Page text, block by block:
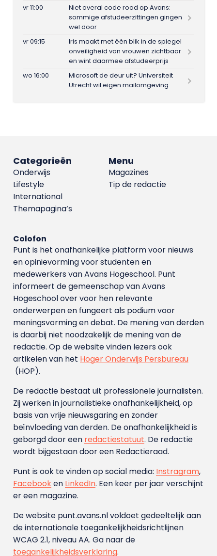
vr 11:00
Niet overal code rood op Avans:
sommige afstudeerzittingen gingen
wel door
vr 09:15
Iris maakt met één blik in de spiegel
onveiligheid van vrouwen zichtbaar
en wint daarmee afstudeerprijs
wo 16:00
Microsoft de deur uit? Universiteit
Utrecht wil eigen mailomgeving
Menu
Magazines
Tip de redactie
Categorieën
Onderwijs
Lifestyle
International
Themapagina’s
Colofon
Punt is het onafhankelijke platform voor nieuws
en opinievorming voor studenten en
medewerkers van Avans Hoge­school. Punt
informeert de gemeenschap van Avans
Hogeschool over voor hen relevante
onderwerpen en fungeert als podium voor
meningsvorming en debat. De mening van derden
is daarbij niet noodzakelijk de mening van de
redactie. Op de website vinden lezers ook
artikelen van het Hoger Onderwijs Persbureau
(HOP).
De redactie bestaat uit professionele journalisten.
Zij werken in journalistieke onafhankelijkheid, op
basis van vrije nieuwsgaring en zonder
beïnvloeding van derden. De onafhankelijkheid is
geborgd door een redactiestatuut. De redactie
wordt bijgestaan door een Redactieraad.
Punt is ook te vinden op social media: Instragram,
Facebooken LinkedIn. Een keer per jaar verschijnt
er een magazine.
De website punt.avans.nl voldoet gedeeltelijk aan
de internationale toegankelijkheidsrichtlijnen
WCAG 2.1, niveau AA. Ga naar de
toegankelijkheidsverklaring.